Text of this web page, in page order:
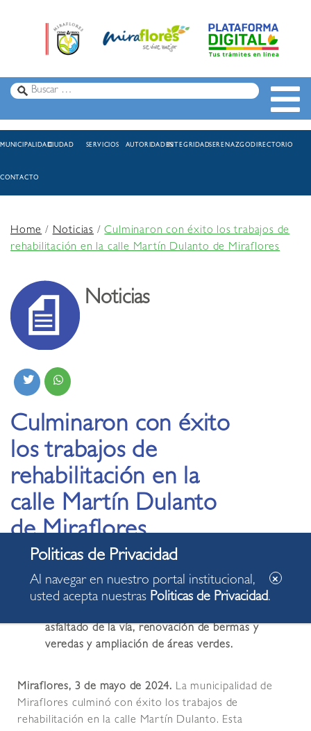
MUNICIPALIDADCIUDAD SERVICIOS AUTORIDADESINTEGRIDADSERENAZGODIRECTORIO
CONTACTO
Home/Noticias /Culminaron con éxito los trabajos de
rehabilitación en la calle Martín Dulanto de Miraflores
Noticias
Culminaron con éxito
los trabajos de
rehabilitación en la
calle Martín Dulanto
de Miraflores
03.05.2024
asfaltado de la vía, renovación de bermas y
veredas y ampliación de áreas verdes.
Miraflores, 3 de mayo de 2024. La municipalidad de
Miraflores culminó con éxito los trabajos de
rehabilitación en la calle Martín Dulanto. Esta
Al navegar en nuestro portal institucional,
usted acepta nuestras Politicas de Privacidad.